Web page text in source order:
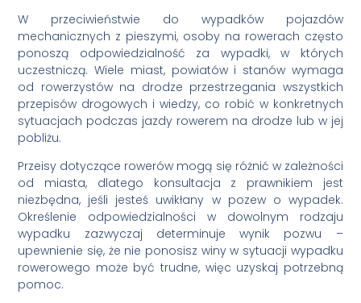
W przeciwieństwie do wypadków pojazdów
mechanicznych z pieszymi, osoby na rowerach często
ponoszą odpowiedzialność za wypadki, w których
uczestniczą. Wiele miast, powiatów i stanów wymaga
od rowerzystów na drodze przestrzegania wszystkich
przepisów drogowych i wiedzy, co robić w konkretnych
sytuacjach podczas jazdy rowerem na drodze lub w jej
pobliżu.
Przeisy dotyczące rowerów mogą się różnić w zależności
od miasta, dlatego konsultacja z prawnikiem jest
niezbędna, jeśli jesteś uwikłany w pozew o wypadek.
Określenie odpowiedzialności w dowolnym rodzaju
wypadku zazwyczaj determinuje wynik pozwu –
upewnienie się, że nie ponosisz winy w sytuacji wypadku
rowerowego może być trudne, więc uzyskaj potrzebną
pomoc.